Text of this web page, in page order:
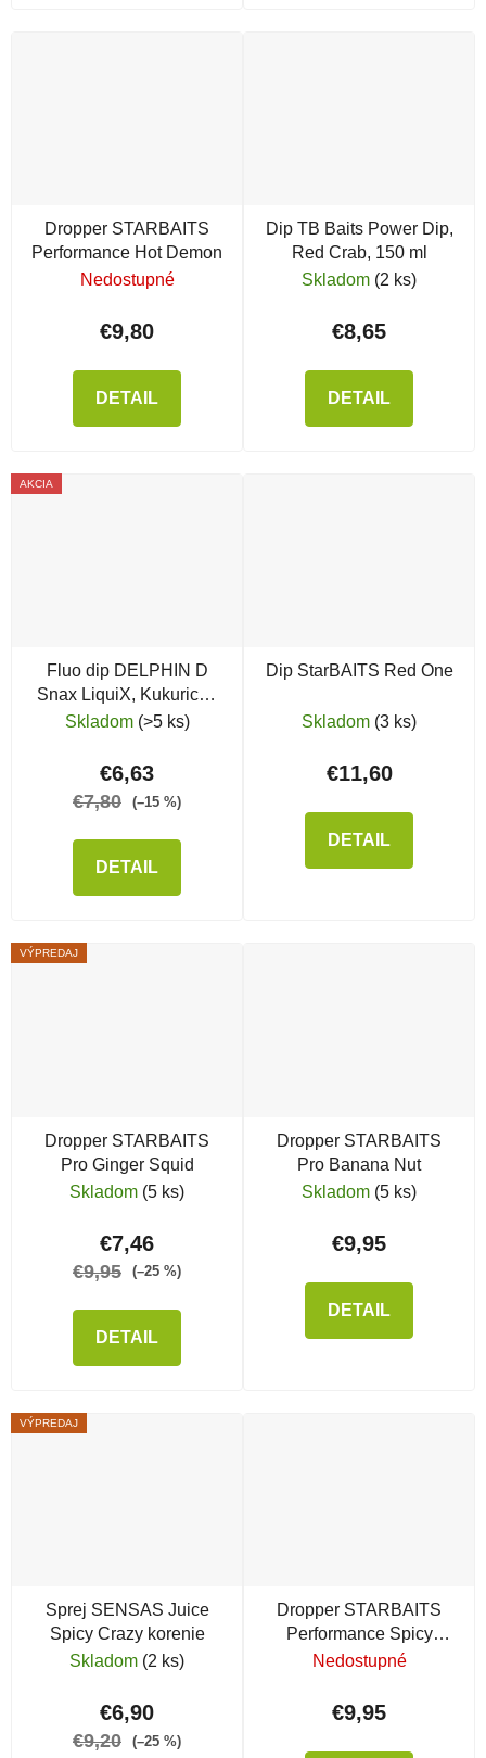
Dropper STARBAITS
Performance Hot Demon
Nedostupné
€9,80
DETAIL
Dip TB Baits Power Dip,
Red Crab, 150 ml
Skladom (2 ks)
€8,65
DETAIL
AKCIA
Fluo dip DELPHIN D
Snax LiquiX, Kukurica -
Ananás
Skladom (>5 ks)
€6,63
€7,80 (–15 %)
DETAIL
Dip StarBAITS Red One
Skladom (3 ks)
€11,60
DETAIL
VÝPREDAJ
Dropper STARBAITS
Pro Ginger Squid
Skladom (5 ks)
€7,46
€9,95 (–25 %)
DETAIL
Dropper STARBAITS
Pro Banana Nut
Skladom (5 ks)
€9,95
DETAIL
VÝPREDAJ
Sprej SENSAS Juice
Spicy Crazy korenie
Skladom (2 ks)
€6,90
€9,20 (–25 %)
Dropper STARBAITS
Performance Spicy
Salmon
Nedostupné
€9,95